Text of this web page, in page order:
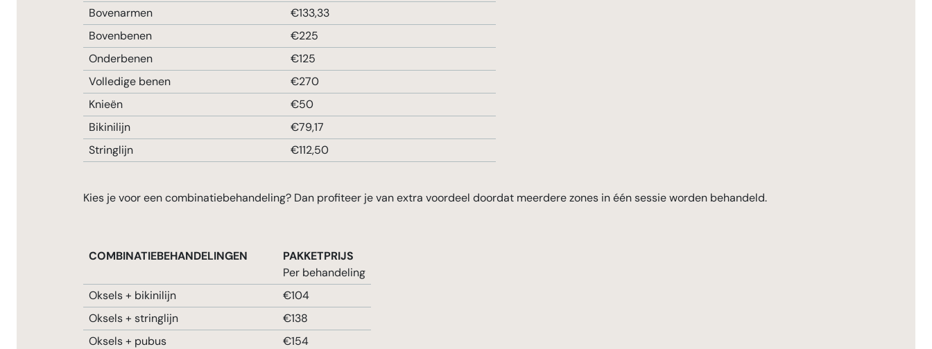
Bovenarmen
€133,33
Bovenbenen
€225
Onderbenen
€125
Volledige benen
€270
Knieën
€50
Bikinilijn
€79,17
Stringlijn
€112,50
Kies je voor een combinatiebehandeling? Dan profiteer je van extra voordeel doordat meerdere zones in één sessie worden behandeld.
COMBINATIEBEHANDELINGEN
PAKKETPRIJS
Per behandeling
Oksels + bikinilijn
€104
Oksels + stringlijn
€138
Oksels + pubus
€154